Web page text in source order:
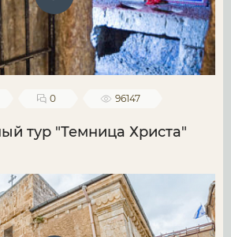
0 96147
тур "Темница Христа"